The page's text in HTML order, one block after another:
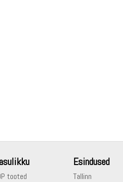
tooted
Esindused
Tallinn